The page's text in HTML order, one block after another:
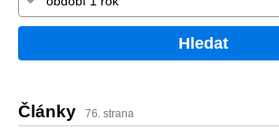
Hledat
Články 76. strana